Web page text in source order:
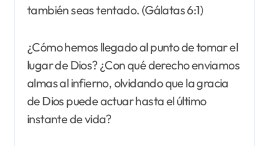
también seas tentado. (Gálatas 6:1)
¿Cómo hemos llegado al punto de tomar el
lugar de Dios? ¿Con qué derecho enviamos
almas al infierno, olvidando que la gracia
de Dios puede actuar hasta el último
instante de vida?